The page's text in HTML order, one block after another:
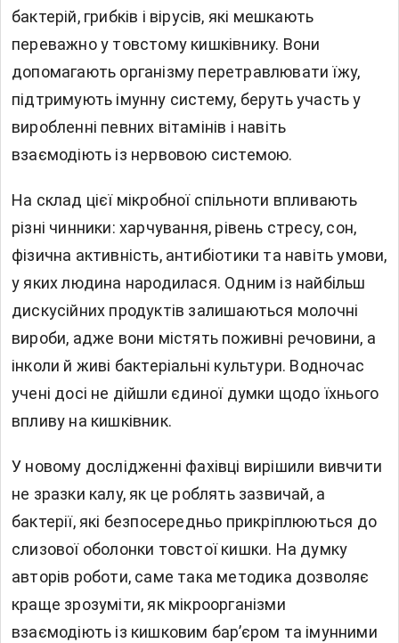
бактерій, грибків і вірусів, які мешкають
переважно у товстому кишківнику. Вони
допомагають організму перетравлювати їжу,
підтримують імунну систему, беруть участь у
виробленні певних вітамінів і навіть
взаємодіють із нервовою системою.
На склад цієї мікробної спільноти впливають
різні чинники: харчування, рівень стресу, сон,
фізична активність, антибіотики та навіть умови,
у яких людина народилася. Одним із найбільш
дискусійних продуктів залишаються молочні
вироби, адже вони містять поживні речовини, а
інколи й живі бактеріальні культури. Водночас
учені досі не дійшли єдиної думки щодо їхнього
впливу на кишківник.
У новому дослідженні фахівці вирішили вивчити
не зразки калу, як це роблять зазвичай, а
бактерії, які безпосередньо прикріплюються до
слизової оболонки товстої кишки. На думку
авторів роботи, саме така методика дозволяє
краще зрозуміти, як мікроорганізми
взаємодіють із кишковим бар’єром та імунними